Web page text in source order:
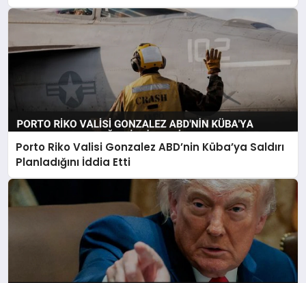
Porto Riko Valisi Gonzalez ABD’nin Küba’ya Saldırı
Planladığını İddia Etti